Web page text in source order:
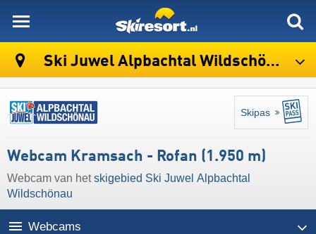
Ski Juwel Alpbachtal Wildschönau
Skipas
Webcam Kramsach - Rofan (1.950 m)
Webcam van hetskigebied Ski Juwel Alpbachtal
Wildschönau
Webcams